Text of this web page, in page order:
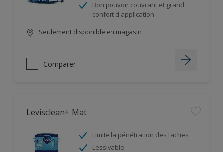
Bon pouvoir couvrant et grand
confort d'application
Seulement disponible en magasin
Comparer
Levisclean+ Mat
Limite la pénétration des taches
Lessivable